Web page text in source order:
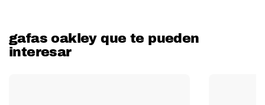
gafas oakley que te pueden
interesar